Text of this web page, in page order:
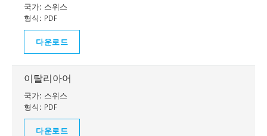
국가: 스위스
형식: PDF
다운로드
이탈리아어
국가: 스위스
형식: PDF
다운로드